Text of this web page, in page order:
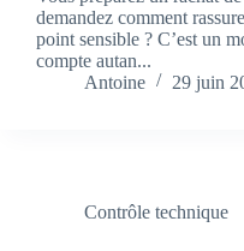
demandez comment
point sensible ? C’est un
compte autan...
Antoine
29 juin
Contrôle technique